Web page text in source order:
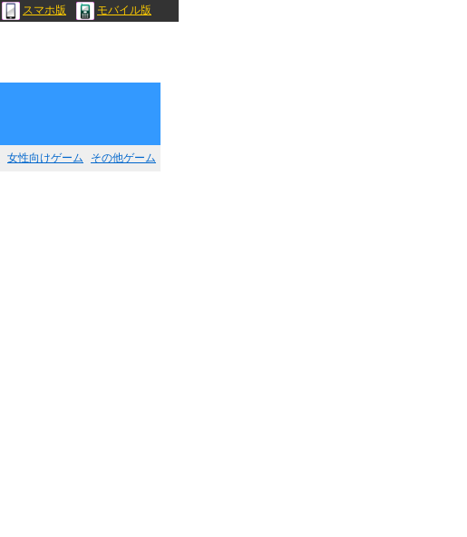
スマホ版 モバイル版
女性向けゲーム その他ゲーム